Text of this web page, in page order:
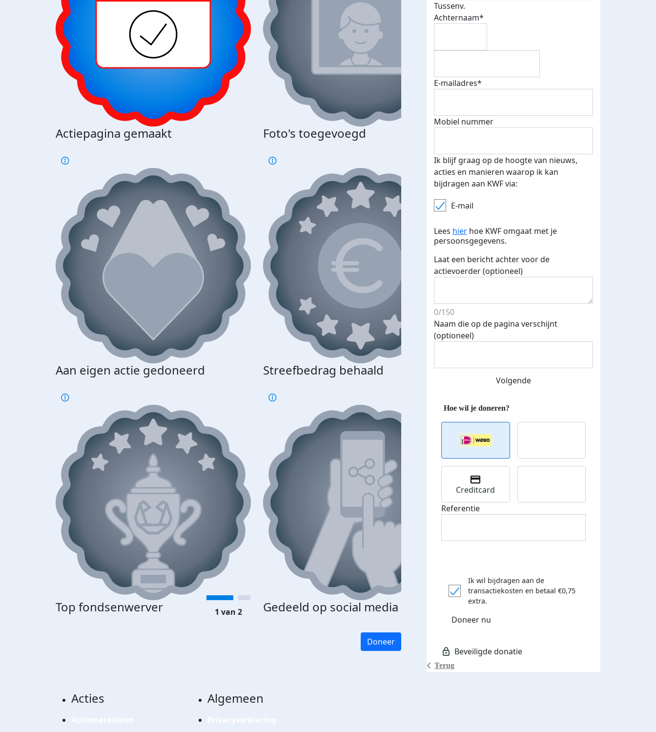
Actiepagina gemaakt Foto's toegevoegd E-mails verstuurd
Aan eigen actie gedoneerd Streefbedrag behaald Streefbedrag verhoogd
Top fondsenwerver Gedeeld op social media Donateurs bedankt
€500 euro opgehaald: t-shirt
1 van 2
Doneer
Tussenv.
Achternaam*
E-mailadres*
Mobiel nummer
Ik blijf graag op de hoogte van nieuws,
acties en manieren waarop ik kan
bijdragen aan KWF via:
E-mail
Lees hier hoe KWF omgaat met je
persoonsgegevens.
Laat een bericht achter voor de
actievoerder (optioneel)
0/150
Naam die op de pagina verschijnt
(optioneel)
Volgende
Terug
Creditcard
Referentie
Ik wil bijdragen aan de
transactiekosten en betaal €0,75
extra.
Doneer nu
Acties Algemeen